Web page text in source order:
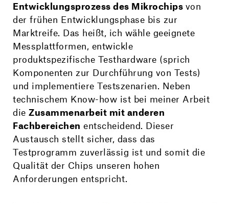
Entwicklungsprozess des Mikrochips von
der frühen Entwicklungsphase bis zur
Marktreife. Das heißt, ich wähle geeignete
Messplattformen, entwickle
produktspezifische Testhardware (sprich
Komponenten zur Durchführung von Tests)
und implementiere Testszenarien. Neben
technischem Know-how ist bei meiner Arbeit
dieZusammenarbeit mit anderen
Fachbereichen entscheidend. Dieser
Austausch stellt sicher, dass das
Testprogramm zuverlässig ist und somit die
Qualität der Chips unseren hohen
Anforderungen entspricht.